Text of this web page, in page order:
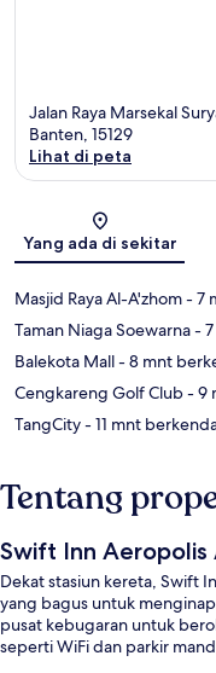
Jalan Raya Marsekal
Banten, 15129
Lihat di peta
Yang ada di sekitar
Masjid Raya Al-A'zhom- 7
Taman Niaga Soewarna-
Balekota Mall- 8 mnt
Cengkareng Golf Club- 9
TangCity- 11 mnt
Tentang
Swift Inn Aeropolis
Dekat stasiun kereta, Swift
yang bagus untuk
pusat kebugaran untuk
seperti WiFi dan parkir